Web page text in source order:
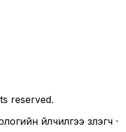
reserved.
үйлчилгээ үзүүлэгч ·